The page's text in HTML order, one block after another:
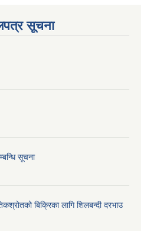
सूचना
सूचना
बिक्रिका लागि शिलबन्दी दरभाउ